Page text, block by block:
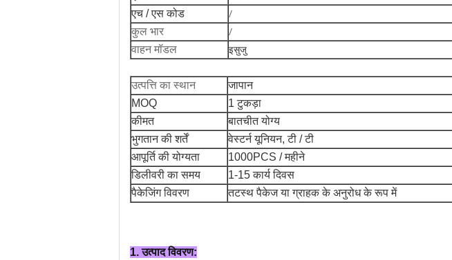
एच / एस कोड /
कुल भार /
वाहन मॉडल इसुजु
उत्पत्ति का स्थान
जापान
MOQ
1 टुकड़ा
कीमत
बातचीत योग्य
भुगतान की शर्तें
वेस्टर्न यूनियन, टी / टी
आपूर्ति की योग्यता
1000PCS / महीने
डिलीवरी का समय
1-15 कार्य दिवस
पैकेजिंग विवरण
तटस्थ पैकेज या ग्राहक के अनुरोध के रूप में
1. उत्पाद विवरण: